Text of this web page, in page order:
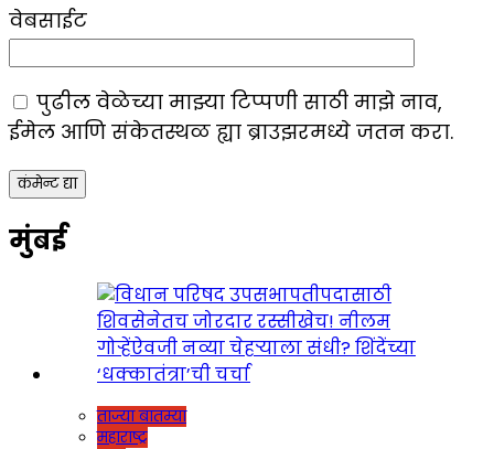
वेबसाईट
पुढील वेळेच्या माझ्या टिप्पणी साठी माझे नाव,
ईमेल आणि संकेतस्थळ ह्या ब्राउझरमध्ये जतन करा.
मुंबई
ताज्या बातम्या
महाराष्ट्र